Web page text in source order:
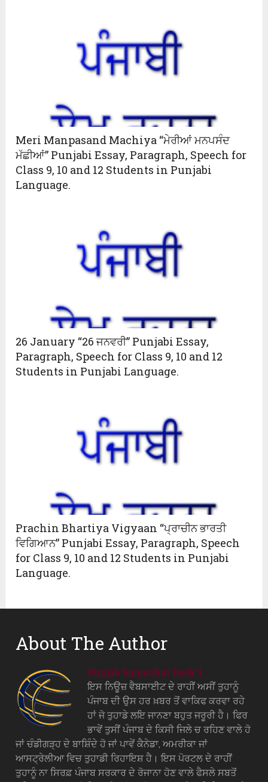
Meri Manpasand Machiya “ਮੇਰੀਆਂ ਮਨਪਸੰਦ
ਮੱਛੀਆਂ” Punjabi Essay, Paragraph, Speech for
Class 9, 10 and 12 Students in Punjabi
Language.
26 January “26 ਜਨਵਰੀ” Punjabi Essay,
Paragraph, Speech for Class 9, 10 and 12
Students in Punjabi Language.
Prachin Bhartiya Vigyaan “ਪ੍ਰਾਚੀਨ ਭਾਰਤੀ
ਵਿਗਿਆਨ” Punjabi Essay, Paragraph, Speech
for Class 9, 10 and 12 Students in Punjabi
Language.
About The Author
Punjab Samachar Desk 1
ਇਸ ਨਿਊਜ਼ ਵੈਬਸਾਈਟ ਦੇ ਰਾਹੀਂ ਅਸੀਂ ਤੁਹਾਨੂੰ
ਪੰਜਾਬ ਦੀ ਉਸ ਹਰ ਖ਼ਬਰ ਤੋਂ ਵਾਕਿਫ ਕਰਵਾ ਰਹੇ
ਹਾਂ ਜੋ ਤੁਹਾਡੇ ਲਇ ਜਾਨਣਾ ਬਹੁਤ ਜਰੂਰੀ ਹੈ। ਫਿਰ
ਭਾਵੇਂ ਤੁਸੀਂ ਪੰਜਾਬ ਦੇ ਕਿਸੀ ਜਿਲੇ ਚ ਰਹਿਣ ਵਾਲੇ ਹੋ
ਜਾਂ ਚੰਡੀਗੜ੍ਹ ਦੇ ਬਾਸ਼ਿੰਦੇ ਹੋ ਜਾਂ ਪਾਵੇਂ ਕੈਨੇਡਾ, ਅਮਰੀਕਾ ਜਾਂ
ਆਸਟ੍ਰੇਲੀਆ ਵਿਚ ਤੁਹਾਡੀ ਰਿਹਾਇਸ਼ ਹੈ। ਇਸ ਪੋਰਟਲ ਦੇ ਰਾਹੀਂ
ਤੁਹਾਨੂੰ ਨਾ ਸਿਰਫ਼ ਪੰਜਾਬ ਸਰਕਾਰ ਦੇ ਰੋਜਾਨਾ ਹੋਣ ਵਾਲੇ ਫੈਸਲੇ ਸਬਤੋਂ